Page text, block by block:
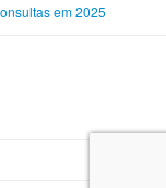
em 2025